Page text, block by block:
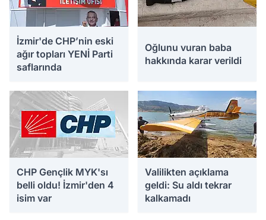
İzmir'de CHP’nin eski
ağır topları YENİ Parti
saflarında
Oğlunu vuran baba
hakkında karar verildi
CHP Gençlik MYK'sı
belli oldu! İzmir'den 4
isim var
Valilikten açıklama
geldi: Su aldı tekrar
kalkamadı